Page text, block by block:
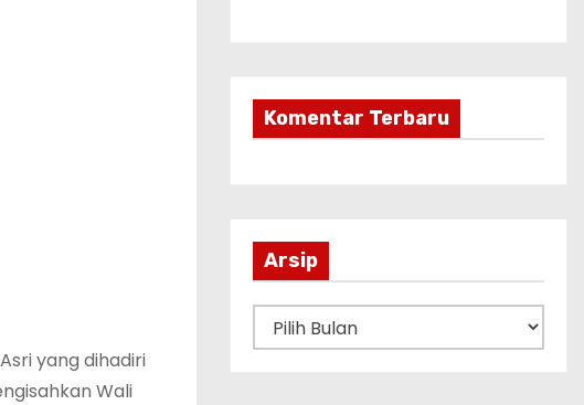
yang dihadiri
Wali
Komentar Terbaru
Arsip
r